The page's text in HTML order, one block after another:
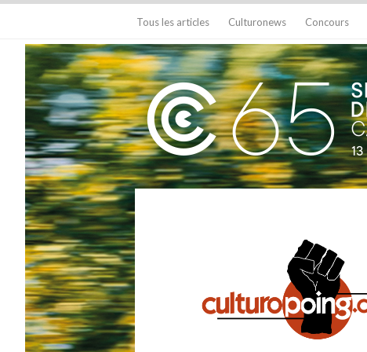
Tous les articles Culturonews Concours